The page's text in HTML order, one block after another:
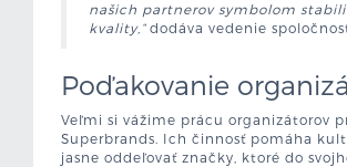
našich partnerov symbolom
kvality,“dodáva vedenie
Poďakovanie
Veľmi si vážime prácu organizátorov
Superbrands. Ich činnosť pomáha
jasne oddeľovať značky, ktoré do